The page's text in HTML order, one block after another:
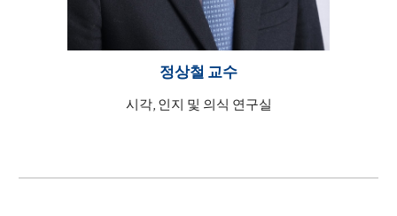
정상철 교수
시각, 인지 및 의식 연구실